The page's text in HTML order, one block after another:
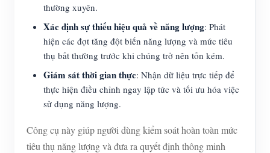
thường xuyên.
Xác định sự thiếu hiệu quả về năng lượng: Phát
hiện các đợt tăng đột biến năng lượng và mức tiêu
thụ bất thường trước khi chúng trở nên tốn kém.
Giám sát thời gian thực: Nhận dữ liệu trực tiếp để
thực hiện điều chỉnh ngay lập tức và tối ưu hóa việc
sử dụng năng lượng.
Công cụ này giúp người dùng kiểm soát hoàn toàn mức
tiêu thụ năng lượng và đưa ra quyết định thông minh